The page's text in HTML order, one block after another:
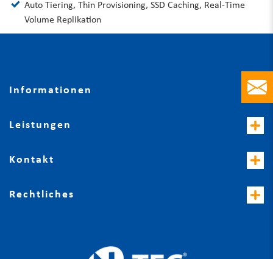
Auto Tiering, Thin Provisioning, SSD Caching, Real-Time
Volume Replikation
Informationen
Leistungen
Kontakt
Rechtliches